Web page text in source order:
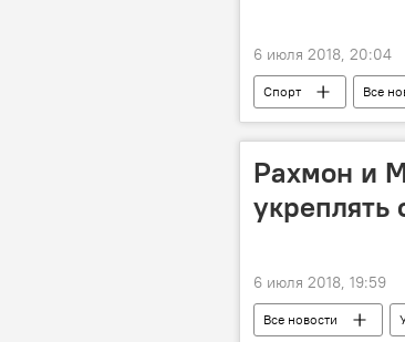
6 июля 2018, 20:04
Спорт Все
ЧМ-2018
Рахмон и
6 июля 2018, 19:59
Все новости